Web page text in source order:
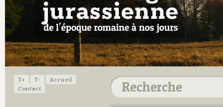
T+ T-
Accueil
Contact